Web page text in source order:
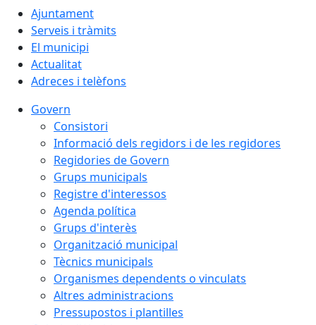
Ajuntament
Serveis i tràmits
El municipi
Actualitat
Adreces i telèfons
Govern
Consistori
Informació dels regidors i de les regidores
Regidories de Govern
Grups municipals
Registre d'interessos
Agenda política
Grups d'interès
Organització municipal
Tècnics municipals
Organismes dependents o vinculats
Altres administracions
Pressupostos i plantilles